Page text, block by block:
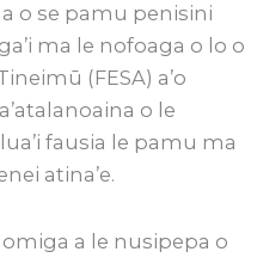
o se pamu penisini
ma le nofoaga o lo o
(FESA) a’o
o le
fausia le pamu ma
atina’e.
a le nusipepa o